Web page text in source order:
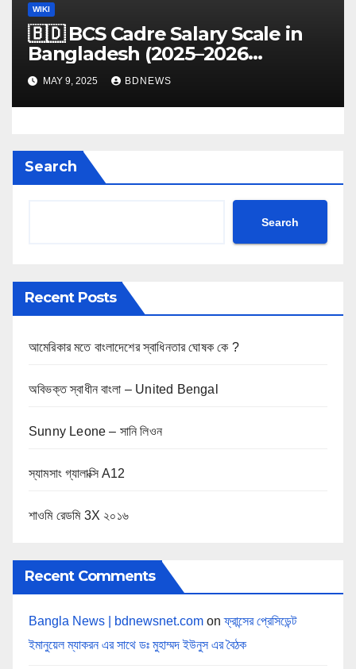
WIKI
🇧🇩 BCS Cadre Salary Scale in
Bangladesh (2025–2026
Updated Guide)
MAY 9, 2025 BDNEWS
Search
Search
Recent Posts
আমেরিকার মতে বাংলাদেশের স্বাধিনতার ঘোষক কে ?
অবিভক্ত স্বাধীন বাংলা – United Bengal
Sunny Leone – সানি লিওন
স্যামসাং গ্যালাক্সি A12
শাওমি রেডমি 3X ২০১৬
Recent Comments
Bangla News | bdnewsnet.com onফ্রান্সের প্রেসিডেন্ট
ইমানুয়েল ম্যাকরন এর সাথে ডঃ মুহাম্মদ ইউনুস এর বৈঠক